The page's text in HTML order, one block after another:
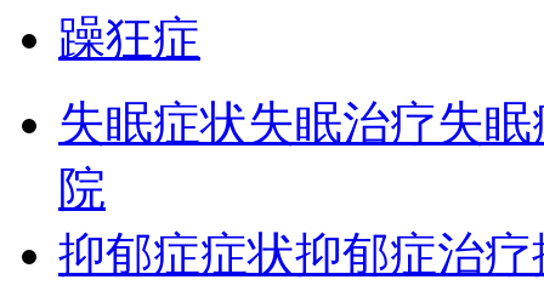
躁狂症
失眠症状失眠治疗失
院
抑郁症症状抑郁症治疗